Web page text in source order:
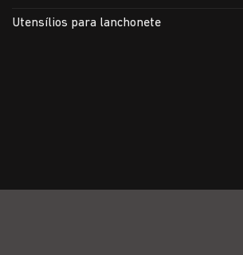
Utensílios para lanchonete